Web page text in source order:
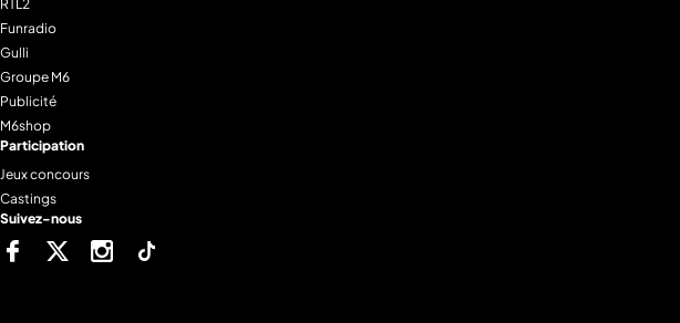
RTL2
Funradio
Gulli
Groupe M6
Publicité
M6shop
Participation
Jeux concours
Castings
Suivez-nous
FacebookTwitter Instagram